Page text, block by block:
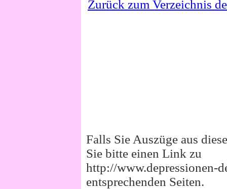
Zurück zum Verzeichnis
Falls Sie Auszüge aus
Sie bitte einen Link zu
http://www.depressionen-
entsprechenden Seiten.